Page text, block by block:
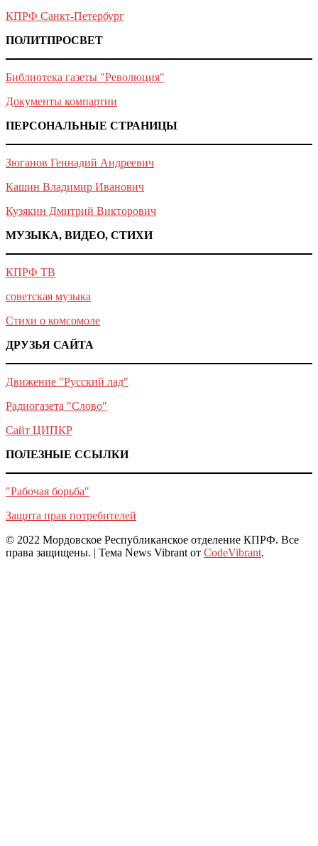
КПРФ Санкт-Петербург
ПОЛИТПРОСВЕТ
Библиотека газеты "Революция"
Документы компартии
ПЕРСОНАЛЬНЫЕ СТРАНИЦЫ
Зюганов Геннадий Андреевич
Кашин Владимир Иванович
Кузякин Дмитрий Викторович
МУЗЫКА, ВИДЕО, СТИХИ
КПРФ ТВ
советская музыка
Стихи о комсомоле
ДРУЗЬЯ САЙТА
Движение "Русский лад"
Радиогазета "Слово"
Сайт ЦИПКР
ПОЛЕЗНЫЕ ССЫЛКИ
"Рабочая борьба"
Защита прав потребителей
© 2022 Мордовское Республиканское отделение КПРФ. Все
права защищены. | Тема News Vibrant от CodeVibrant.